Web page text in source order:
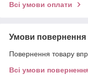
Всі умови оплати
Умови повернення
Повернення товару
Всі умови